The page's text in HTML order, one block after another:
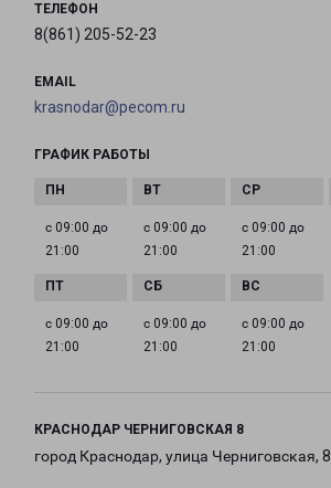
ТЕЛЕФОН
8(861) 205-52-23
EMAIL
krasnodar@pecom.ru
ГРАФИК РАБОТЫ
с 09:00 до
21:00
с 09:00 до
21:00
с 09:00 до
21:00
с 09:00 до
21:00
с 09:00 до
21:00
с 09:00 до
21:00
КРАСНОДАР ЧЕРНИГОВСКАЯ 8
город Краснодар, улица Черниговская, 8